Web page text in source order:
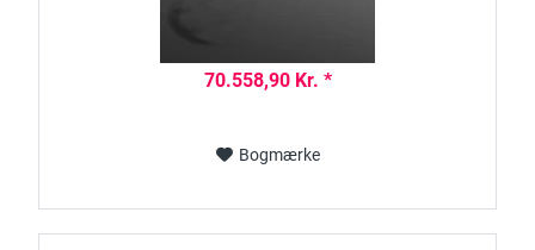
70.558,90 Kr. *
Bogmærke